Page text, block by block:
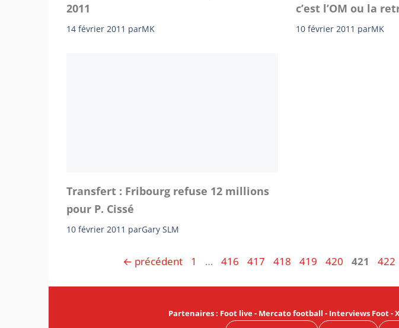
2011
14 février 2011 parMK
c’est l’OM ou la
10 février 2011 parMK
Transfert : Fribourg refuse 12 millions
pour P. Cissé
10 février 2011 parGary SLM
← précédent Page
1 … Page
416 Page
417 Page
418 Page
419 Page
420 Page
421 Page
422
Partenaires: Foot live- Mercato football - Interviews Foot-